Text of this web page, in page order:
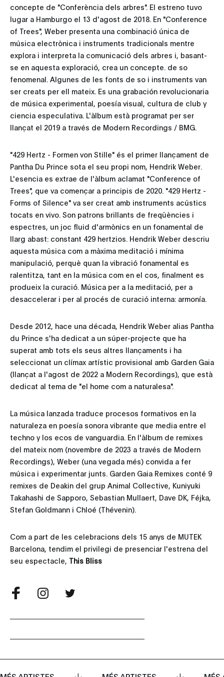
concepte de "Conferència dels arbres". El estreno tuvo
lugar a Hamburgo el 13 d'agost de 2018. En "Conference
of Trees", Weber presenta una combinació única de
música electrònica i instruments tradicionals mentre
explora i interpreta la comunicació dels arbres i, basant-
se en aquesta exploració, crea un concepte. de so
fenomenal. Algunes de les fonts de so i instruments van
ser creats per ell mateix. Es una grabación revolucionaria
de música experimental, poesía visual, cultura de club y
ciencia especulativa. L'àlbum està programat per ser
llançat el 2019 a través de Modern Recordings / BMG.
"429 Hertz - Formen von Stille" és el primer llançament de
Pantha Du Prince sota el seu propi nom, Hendrik Weber.
L'esencia es extrae de l'àlbum aclamat "Conference of
Trees", que va començar a principis de 2020. "429 Hertz -
Forms of Silence" va ser creat amb instruments acústics
tocats en vivo. Son patrons brillants de freqüències i
espectres, un joc fluid d'armònics en un fonamental de
llarg abast: constant 429 hertzios. Hendrik Weber descriu
aquesta música com a màxima meditació i mínima
manipulació, perquè quan la vibració fonamental es
ralentitza, tant en la música com en el cos, finalment es
produeix la curació. Música per a la meditació, per a
desaccelerar i per al procés de curació interna: armonía.
Desde 2012, hace una década, Hendrik Weber alias Pantha
du Prince s'ha dedicat a un súper-projecte que ha
superat amb tots els seus altres llançaments i ha
seleccionat un clímax artístic provisional amb Garden Gaia
(llançat a l'agost de 2022 a Modern Recordings), que està
dedicat al tema de "el home com a naturalesa".
La música lanzada traduce procesos formativos en la
naturaleza en poesía sonora vibrante que media entre el
techno y los ecos de vanguardia. En l'àlbum de remixes
del mateix nom (novembre de 2023 a través de Modern
Recordings), Weber (una vegada més) convida a fer
música i experimentar junts. Garden Gaia Remixes conté 9
remixes de Deakin del grup Animal Collective, Kuniyuki
Takahashi de Sapporo, Sebastian Mullaert, Dave DK, Féjka,
Stefan Goldmann i Chloé (Thévenin).
Com a part de les celebracions dels 15 anys de MUTEK
Barcelona, tendim el privilegi de presenciar l'estrena del
seu espectacle, This Bliss